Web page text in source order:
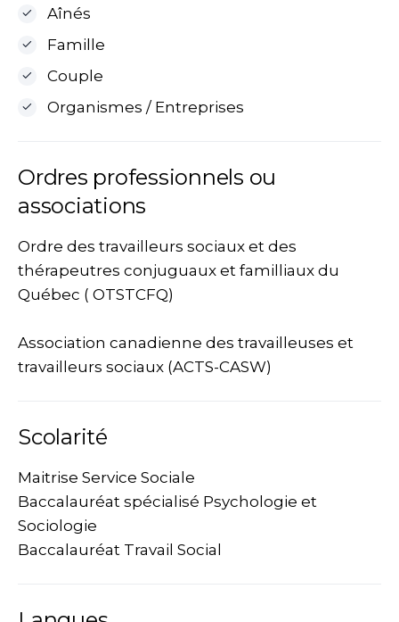
Aînés
Famille
Couple
Organismes / Entreprises
Ordres professionnels ou
associations
Ordre des travailleurs sociaux et des
thérapeutres conjuguaux et familliaux du
Québec ( OTSTCFQ)
Association canadienne des travailleuses et
travailleurs sociaux (ACTS-CASW)
Scolarité
Maitrise Service Sociale
Baccalauréat spécialisé Psychologie et
Sociologie
Baccalauréat Travail Social